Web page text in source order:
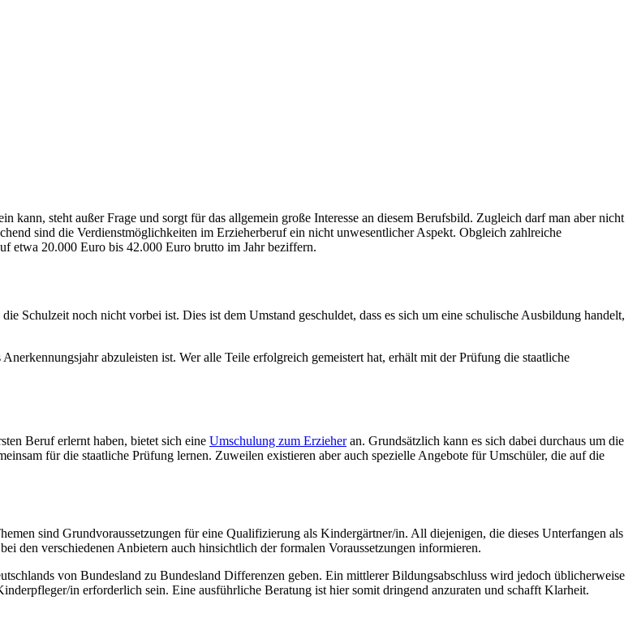
kann, steht außer Frage und sorgt für das allgemein große Interesse an diesem Berufsbild. Zugleich darf man aber nicht
sind die Verdienstmöglichkeiten im Erzieherberuf ein nicht unwesentlicher Aspekt. Obgleich zahlreiche
etwa 20.000 Euro bis 42.000 Euro brutto im Jahr beziffern.
Schulzeit noch nicht vorbei ist. Dies ist dem Umstand geschuldet, dass es sich um eine schulische Ausbildung handelt,
abzuleisten ist. Wer alle Teile erfolgreich gemeistert hat, erhält mit der Prüfung die staatliche
Beruf erlernt haben, bietet sich eine Umschulung zum Erzieheran. Grundsätzlich kann es sich dabei durchaus um die
für die staatliche Prüfung lernen. Zuweilen existieren aber auch spezielle Angebote für Umschüler, die auf die
sind Grundvoraussetzungen für eine Qualifizierung als Kindergärtner/in. All diejenigen, die dieses Unterfangen als
den verschiedenen Anbietern auch hinsichtlich der formalen Voraussetzungen informieren.
von Bundesland zu Bundesland Differenzen geben. Ein mittlerer Bildungsabschluss wird jedoch üblicherweise
in erforderlich sein. Eine ausführliche Beratung ist hier somit dringend anzuraten und schafft Klarheit.